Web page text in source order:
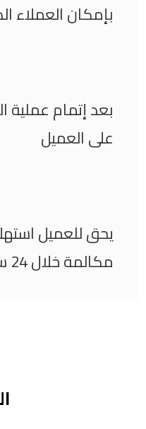
بإمكان العملاء
بعد إتمام عملية
على العميل
يحق للعميل
مكالمة خلال 24 ساعة من توقيت الطلب